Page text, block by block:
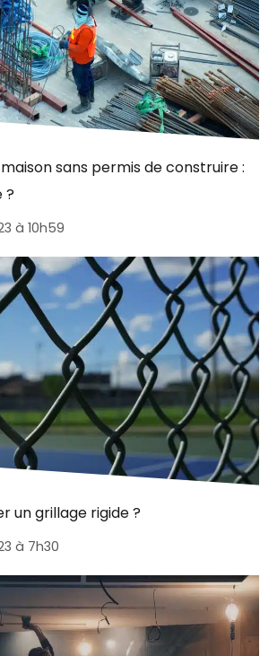
sans permis de construire :
?
à 10h59
un grillage rigide ?
à 7h30